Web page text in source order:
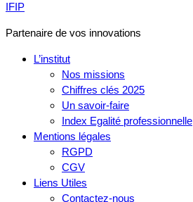
IFIP
Partenaire de vos innovations
L’institut
Nos missions
Chiffres clés 2025
Un savoir-faire
Index Egalité professionnelle
Mentions légales
RGPD
CGV
Liens Utiles
Contactez-nous